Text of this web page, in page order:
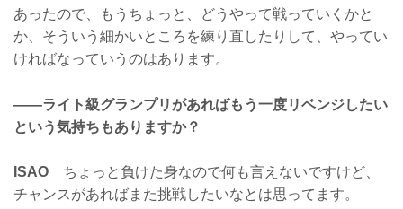
あったので、もうちょっと、どうやって戦っていくかと
か、そういう細かいところを練り直したりして、やってい
ければなっていうのはあります。
——ライト級グランプリがあればもう一度リベンジしたい
という気持ちもありますか？
ISAO ちょっと負けた身なので何も言えないですけど、
チャンスがあればまた挑戦したいなとは思ってます。